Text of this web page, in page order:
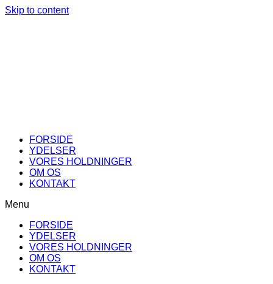
Skip to content
FORSIDE
YDELSER
VORES HOLDNINGER
OM OS
KONTAKT
Menu
FORSIDE
YDELSER
VORES HOLDNINGER
OM OS
KONTAKT